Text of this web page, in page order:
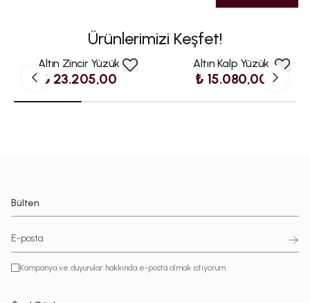
Ürünlerimizi Keşfet!
Altın Zincir Yüzük
₺ 23.205,00
Altın Kalp Yüzük
₺ 15.080,00
Bülten
Kampanya ve duyurular hakkında e-posta almak istiyorum.